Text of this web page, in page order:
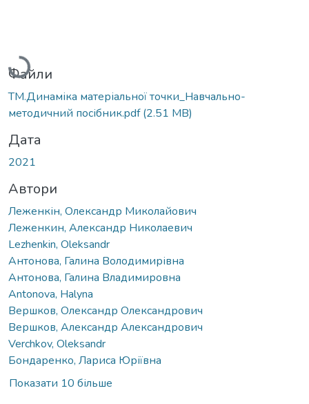
Вантажиться...
Файли
ТМ.Динаміка матеріальної точки_Навчально-
методичний посібник.pdf(2.51 MB)
Дата
2021
Автори
Леженкін, Олександр Миколайович
Леженкин, Александр Николаевич
Lezhenkin, Oleksandr
Антонова, Галина Володимирівна
Антонова, Галина Владимировна
Antonova, Halyna
Вершков, Олександр Олександрович
Вершков, Александр Александрович
Verchkov, Oleksandr
Бондаренко, Лариса Юріївна
Показати 10 більше